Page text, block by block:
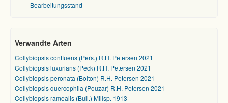
Bearbeitungsstand
Verwandte Arten
Collybiopsis confluens (Pers.) R.H. Petersen 2021
Collybiopsis luxurians (Peck) R.H. Petersen 2021
Collybiopsis peronata (Bolton) R.H. Petersen 2021
Collybiopsis quercophila (Pouzar) R.H. Petersen 2021
Collybiopsis ramealis (Bull.) Millsp. 1913